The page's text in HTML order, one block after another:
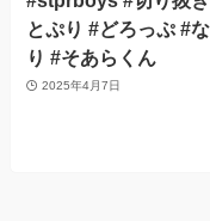
とぷり #どろっぷ #
り #そあらくん
2025年4月7日